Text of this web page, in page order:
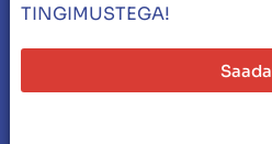
TINGIMUSTEGA!
Saada